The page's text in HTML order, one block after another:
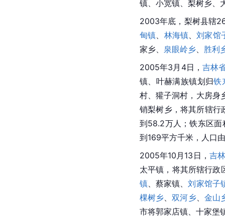
山乡、董家窝堡乡、白
居委会、336个村委会
2000年6月29日，吉
林省人民政府批准，撤
归梨树镇、十家堡镇
镇、孤家子镇、蔡家镇
镇、小宽镇、梨树乡、
2003年底，梨树县辖
甸镇、林海镇 、刘家馆
家乡、泉眼岭乡 、胜利
2005年3月4日， 吉林
镇、叶赫满族镇划归铁
村、獾子洞村，大房身
销梨树乡，将其所辖行
到58.2万人；铁东区